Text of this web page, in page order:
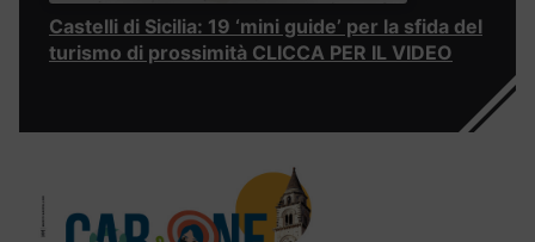
Castelli di Sicilia: 19 ‘mini guide’ per la sfida del
turismo di prossimità CLICCA PER IL VIDEO